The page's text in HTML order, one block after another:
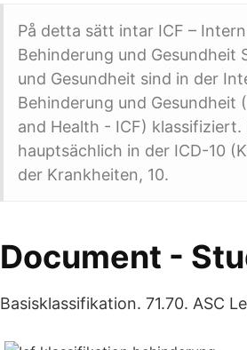
På detta sätt intar ICF –
Behinderung und Gesundheit
und Gesundheit sind in der
Behinderung und
and Health - ICF)
hauptsächlich in der ICD-10
der Krankheiten, 10.
Document -
Basisklassifikation. 71.70. ASC